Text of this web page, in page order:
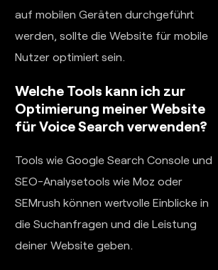
auf mobilen Geräten durchgeführt
werden, sollte die Website für mobile
Nutzer optimiert sein.
Welche Tools kann ich zur
Optimierung meiner Website
für Voice Search verwenden?
Tools wie Google Search Console und
SEO-Analysetools wie Moz oder
SEMrush können wertvolle Einblicke in
die Suchanfragen und die Leistung
deiner Website geben.